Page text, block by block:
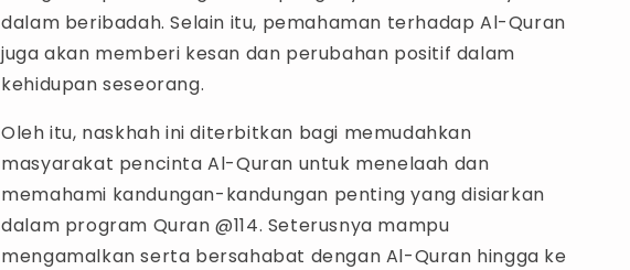
dalam beribadah. Selain itu, pemahaman terhadap Al-Quran
juga akan memberi kesan dan perubahan positif dalam
kehidupan seseorang.
Oleh itu, naskhah ini diterbitkan bagi memudahkan
masyarakat pencinta Al-Quran untuk menelaah dan
memahami kandungan-kandungan penting yang disiarkan
dalam program Quran @114. Seterusnya mampu
mengamalkan serta bersahabat dengan Al-Quran hingga ke